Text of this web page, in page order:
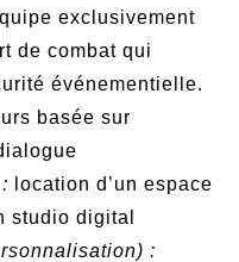
exclusivement
de combat qui
événementielle.
basée sur
location d’un espace
studio digital
: